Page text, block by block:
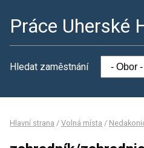
Práce Uherské
Hledat zaměstnání
Hlavní strana / Volná místa /